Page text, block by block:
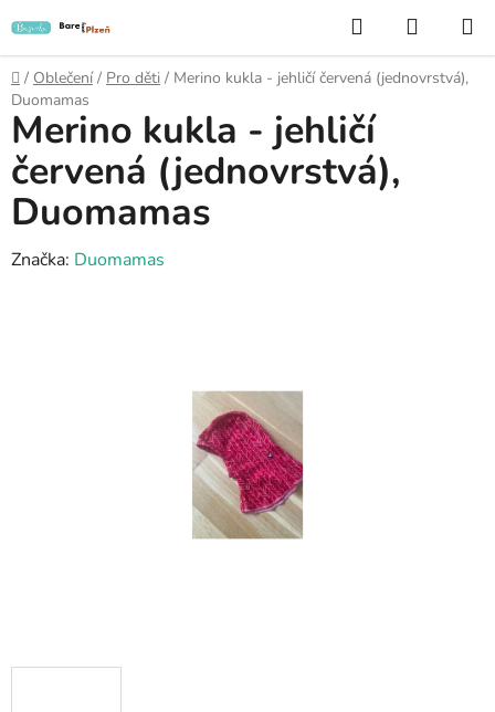
na
obsah
Hledat
KOŠÍK
Domů
/ Oblečení / Pro děti / Merino kukla - jehličí červená (jednovrstvá),
Duomamas
Merino kukla - jehličí
červená (jednovrstvá),
Duomamas
Značka: Duomamas